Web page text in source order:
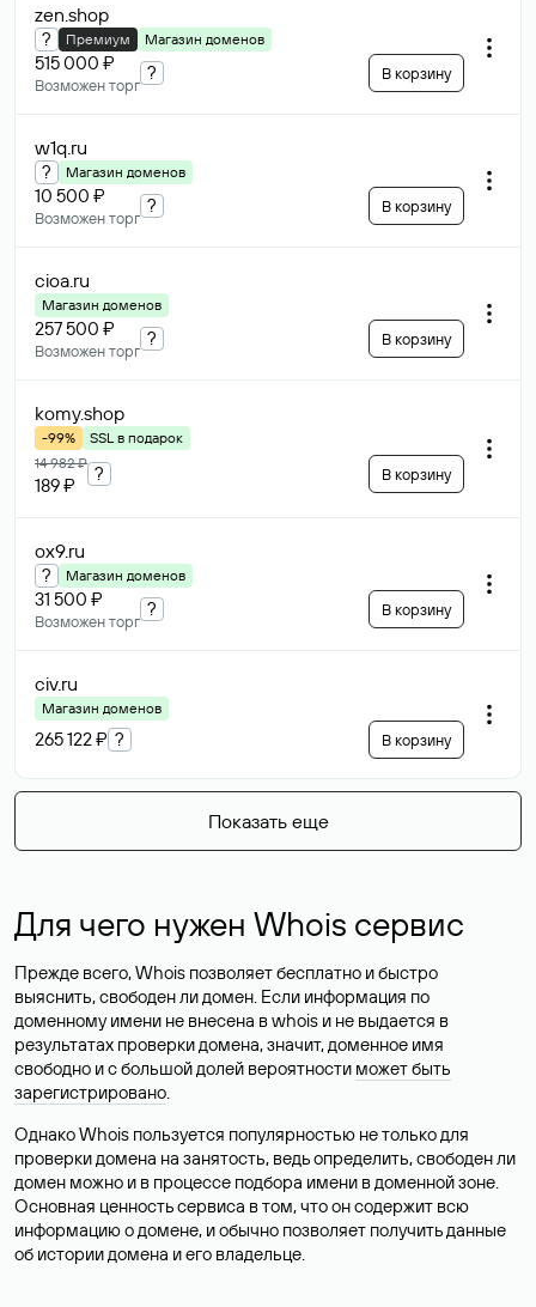
zen.shop
? Премиум Магазин доменов
515 000 ₽
Возможен торг
? В корзину
w1q.ru
? Магазин доменов
10 500 ₽
Возможен торг
? В корзину
cioa.ru
Магазин доменов
257 500 ₽
Возможен торг
? В корзину
komy.shop
-99%
SSL в подарок
14 982 ₽
189 ₽
? В корзину
ox9.ru
? Магазин доменов
31 500 ₽
Возможен торг
? В корзину
civ.ru
Магазин доменов
265 122 ₽ ? В корзину
Показать еще
Для чего нужен Whois сервис
Прежде всего, Whois позволяет бесплатно и быстро
выяснить, свободен ли домен. Если информация по
доменному имени не внесена в whois и не выдается в
результатах проверки домена, значит, доменное имя
свободно и с большой долей вероятности может быть
зарегистрировано.
Однако Whois пользуется популярностью не только для
проверки домена на занятость, ведь определить, свободен ли
домен можно и в процессе подбора имени в доменной зоне.
Основная ценность сервиса в том, что он содержит всю
информацию о домене, и обычно позволяет получить данные
об истории домена и его владельце.